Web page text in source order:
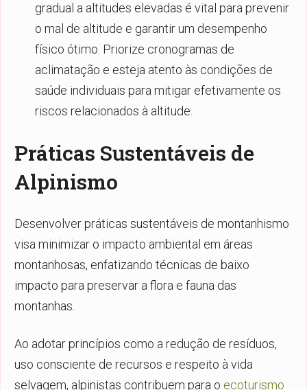
gradual a altitudes elevadas é vital para prevenir
o mal de altitude e garantir um desempenho
físico ótimo. Priorize cronogramas de
aclimatação e esteja atento às condições de
saúde individuais para mitigar efetivamente os
riscos relacionados à altitude.
Práticas Sustentáveis de
Alpinismo
Desenvolver práticas sustentáveis de montanhismo
visa minimizar o impacto ambiental em áreas
montanhosas, enfatizando técnicas de baixo
impacto para preservar a flora e fauna das
montanhas.
Ao adotar princípios como a redução de resíduos,
uso consciente de recursos e respeito à vida
selvagem, alpinistas contribuem para o ecoturismo